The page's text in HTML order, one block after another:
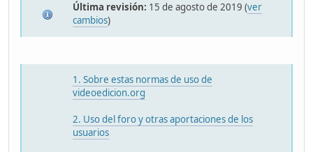
Última revisión: 15 de agosto de 2019 (ver
cambios)
1. Sobre estas normas de uso de
videoedicion.org
2. Uso del foro y otras aportaciones de los
usuarios